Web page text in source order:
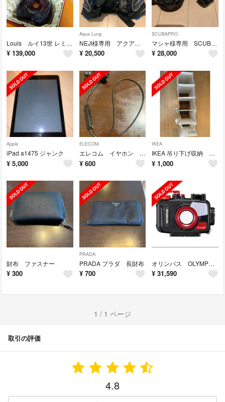
Louis ルイ13世 レミーマルタン ブランデー ウィスキー コニャック
¥ 139,000
Aqua Lung
NEJI様専用 アクアラングBC エアソース付き PRO HD サイズSM
¥ 20,500
SCUBAPRO
マシャ様専用 SCUBAPROレギュレータ mk25 s600 ダイビング
¥ 28,000
Apple
iPad a1475 ジャンク
¥ 5,000
ELECOM
エレコム イヤホン Bluetooth
¥ 600
IKEA
IKEA 吊り下げ収納 タオルケース 衣類ラック
¥ 1,000
財布 ファスナー
¥ 300
PRADA
PRADA プラダ 長財布
¥ 700
オリンパス OLYMPUS PT-059 TG-6用
¥ 31,590
1 / 1 ページ
取引の評価
4.8